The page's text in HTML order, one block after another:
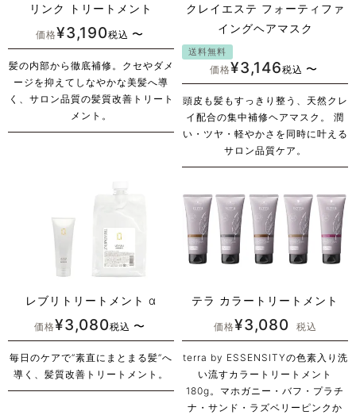
リンク トリートメント
価格¥3,190税込 〜
髪の内部から徹底補修。クセやダメ
ージを抑えてしなやかな美髪へ導
く、サロン品質の髪質改善トリート
メント。
クレイエステ フォーティファ
イングヘアマスク
送料無料
価格¥3,146税込 〜
頭皮も髪もすっきり整う、天然クレ
イ配合の集中補修ヘアマスク。 潤
い・ツヤ・軽やかさを同時に叶える
サロン品質ケア。
レブリトリートメント α
価格¥3,080税込 〜
毎日のケアで“素直にまとまる髪”へ
導く、髪質改善トリートメント。
テラ カラートリートメント
価格¥3,080 税込
terra by ESSENSITYの色素入り洗
い流すカラートリートメント
180g。マホガニー・バフ・プラチ
ナ・サンド・ラズベリーピンクか